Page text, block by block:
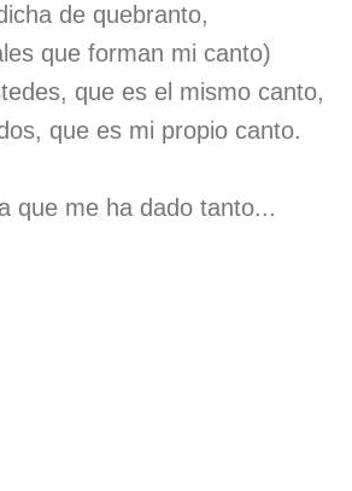
de quebranto,
que forman mi canto)
que es el mismo canto,
que es mi propio canto.
que me ha dado tanto...